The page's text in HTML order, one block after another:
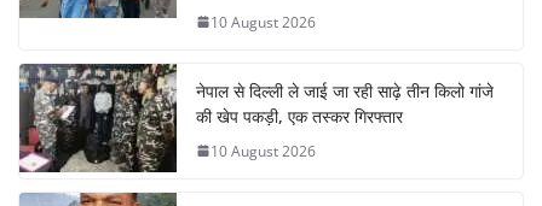
10 August 2026
नेपाल से दिल्ली ले जाई जा रही साढ़े तीन किलो गांजे
की खेप पकड़ी, एक तस्कर गिरफ्तार
10 August 2026